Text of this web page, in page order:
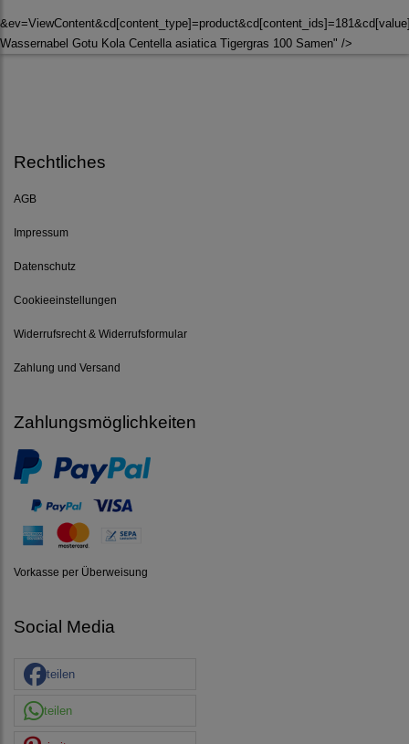
Wassernabel Gotu Kola Centella asiatica Tigergras 100 Samen" />
Rechtliches
AGB
Impressum
Datenschutz
Cookieeinstellungen
Widerrufsrecht & Widerrufsformular
Zahlung und Versand
Zahlungsmöglichkeiten
Vorkasse per Überweisung
Social Media
teilen
teilen